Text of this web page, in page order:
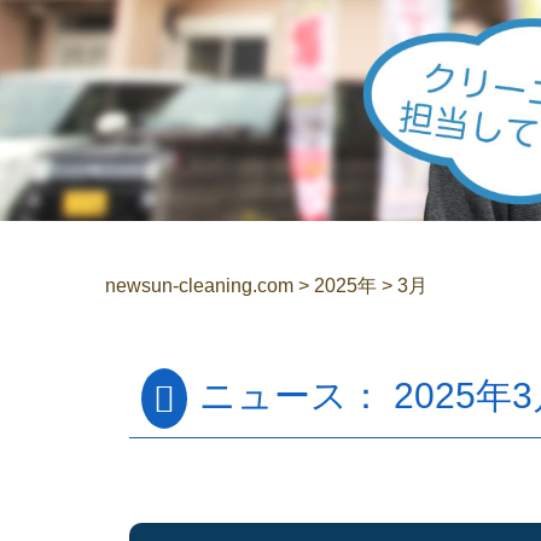
newsun-cleaning.com > 2025年 > 3月
ニュース： 2025年3